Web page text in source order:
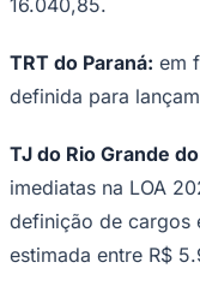
TRT do Paraná: em
definida para
TJ do Rio Grande
imediatas na LOA
definição de cargos
estimada entre R$